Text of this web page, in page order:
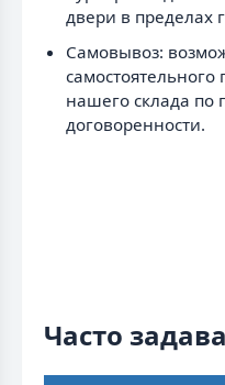
двери в пределах
Самовывоз:
самостоятельного
нашего склада по
договоренности.
Часто